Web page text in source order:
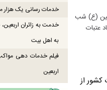
(ع) شب
ستاد عتبات
کشور از
خدمات رسانی یک هزار
خدمت به زائران
به اهل بیت
فیلم خدمات دهی مواکب
اربعین